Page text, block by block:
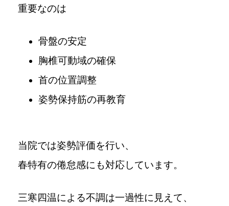
重要なのは
骨盤の安定
胸椎可動域の確保
首の位置調整
姿勢保持筋の再教育
当院では姿勢評価を行い、
春特有の倦怠感にも対応しています。
三寒四温による不調は一過性に見えて、